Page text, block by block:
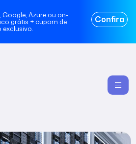
Google, Azure ou on-
grátis + cupom de Confira